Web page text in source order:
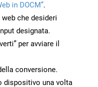
in DOCM”.
web che desideri
designata.
per avviare il
conversione.
dispositivo una volta